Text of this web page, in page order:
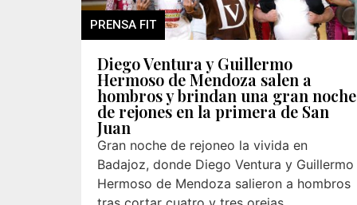
PRENSA FIT
Diego Ventura y Guillermo
Hermoso de Mendoza salen a
hombros y brindan una gran noche
de rejones en la primera de San
Juan
Gran noche de rejoneo la vivida en
Badajoz, donde Diego Ventura y Guillermo
Hermoso de Mendoza salieron a hombros